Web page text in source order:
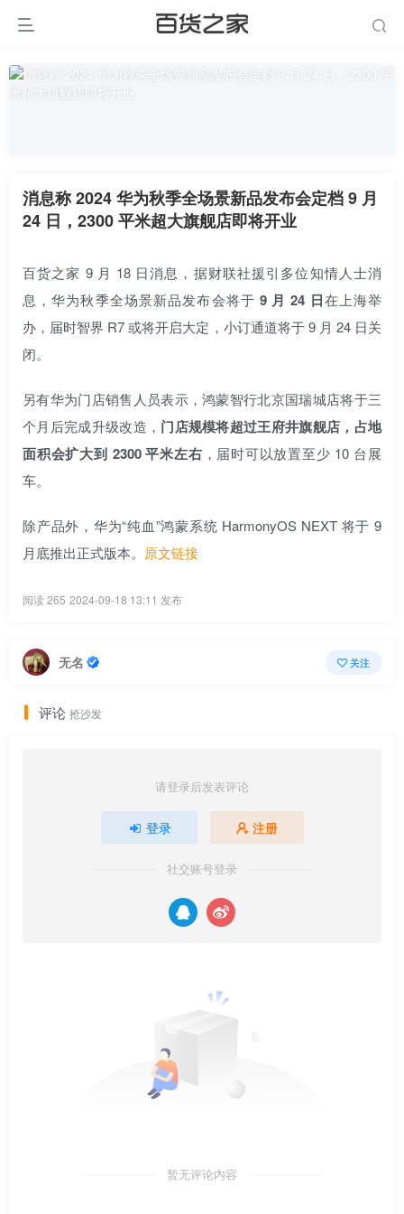
消息称 2024 华为秋季全场景新品发布会定档 9 月
24 日，2300 平米超大旗舰店即将开业
百货之家 9 月 18 日消息，据财联社援引多位知情人士消
息，华为秋季全场景新品发布会将于9 月 24 日在上海举
办，届时智界 R7 或将开启大定，小订通道将于 9 月 24 日关
闭。
另有华为门店销售人员表示，鸿蒙智行北京国瑞城店将于三
个月后完成升级改造， 门店规模将超过王府井旗舰店，占地
面积会扩大到 2300 平米左右 ，届时可以放置至少 10 台展
车。
除产品外，华为“纯血”鸿蒙系统 HarmonyOS NEXT 将于 9
月底推出正式版本。 原文链接
阅读 265 2024-09-18 13:11 发布
无名 关注
评论 抢沙发
请登录后发表评论
登录 注册
社交账号登录
暂无评论内容